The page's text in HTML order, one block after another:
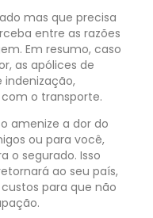
mas que precisa
entre as razões
Em resumo, caso
as apólices de
indenização,
o transporte.
amenize a dor do
ou para você,
o segurado. Isso
ao seu país,
para que não